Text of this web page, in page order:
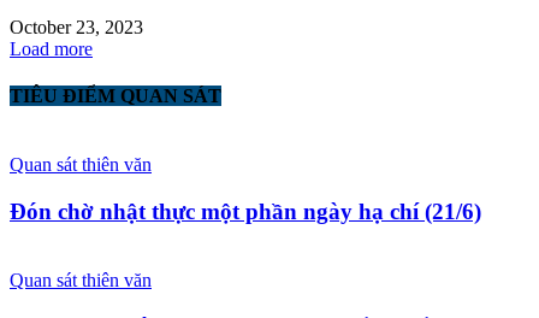
October 23, 2023
Load more
TIÊU ĐIỂM QUAN SÁT
Quan sát thiên văn
Đón chờ nhật thực một phần ngày hạ chí (21/6)
Quan sát thiên văn